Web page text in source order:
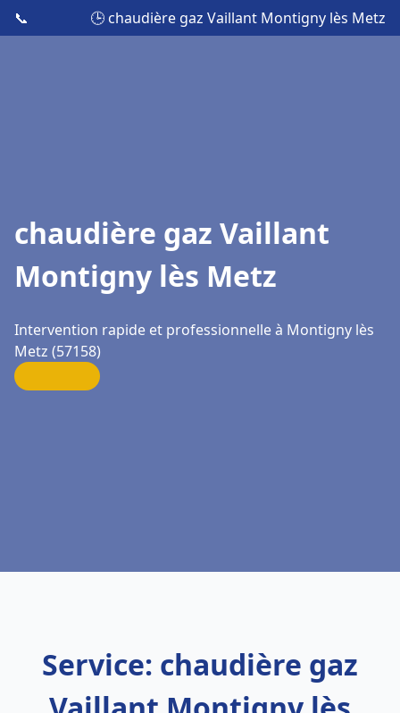
📞 🕒 chaudière gaz Vaillant Montigny lès Metz
chaudière gaz Vaillant
Montigny lès Metz
Intervention rapide et professionnelle à Montigny lès
Metz (57158)
Service: chaudière gaz